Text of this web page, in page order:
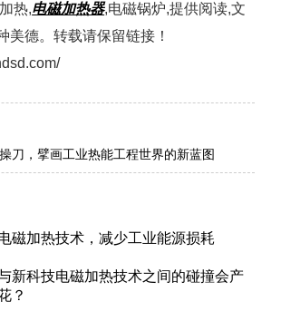
热,电磁加热器,电磁锅炉,提供阅读,文
美德。转载请保留链接！
刀，擘画工业热能工程世界的新蓝图
磁加热技术，减少工业能源损耗
新科技电磁加热技术之间的碰撞会产
？